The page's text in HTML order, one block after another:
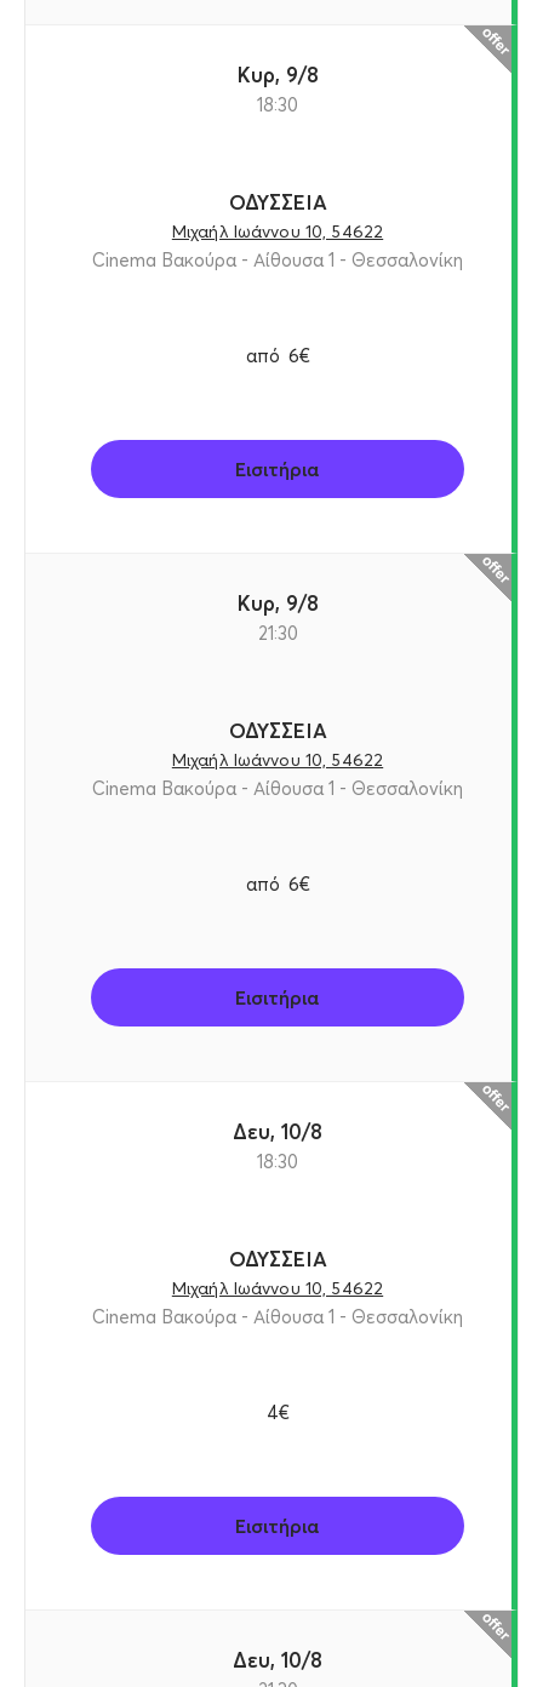
Κυρ, 9/8
18:30
ΟΔΥΣΣΕΙΑ
Μιχαήλ Ιωάννου 10, 54622
Cinema Βακούρα - Αίθουσα 1 - Θεσσαλονίκη
από 6€
Εισιτήρια
Κυρ, 9/8
21:30
ΟΔΥΣΣΕΙΑ
Μιχαήλ Ιωάννου 10, 54622
Cinema Βακούρα - Αίθουσα 1 - Θεσσαλονίκη
από 6€
Εισιτήρια
Δευ, 10/8
18:30
ΟΔΥΣΣΕΙΑ
Μιχαήλ Ιωάννου 10, 54622
Cinema Βακούρα - Αίθουσα 1 - Θεσσαλονίκη
4€
Εισιτήρια
Δευ, 10/8